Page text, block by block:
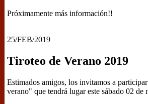
Próximamente más información!!
25/FEB/2019
Tiroteo de Verano 2019
Estimados amigos, los invitamos a
verano" que tendrá lugar este sábado 02 de